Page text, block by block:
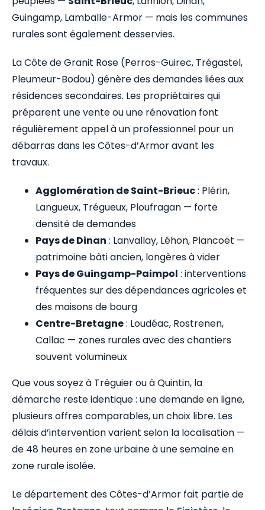
Guingamp, Lamballe-Armor — mais les communes
rurales sont également desservies.
La Côte de Granit Rose (Perros-Guirec, Trégastel,
Pleumeur-Bodou) génère des demandes liées aux
résidences secondaires. Les propriétaires qui
préparent une vente ou une rénovation font
régulièrement appel à un professionnel pour un
débarras dans les Côtes-d’Armor avant les
travaux.
Agglomération de Saint-Brieuc: Plérin,
Langueux, Trégueux, Ploufragan — forte
densité de demandes
Pays de Dinan : Lanvallay, Léhon, Plancoët —
patrimoine bâti ancien, longères à vider
Pays de Guingamp-Paimpol : interventions
fréquentes sur des dépendances agricoles et
des maisons de bourg
Centre-Bretagne: Loudéac, Rostrenen,
Callac — zones rurales avec des chantiers
souvent volumineux
Que vous soyez à Tréguier ou à Quintin, la
démarche reste identique : une demande en ligne,
plusieurs offres comparables, un choix libre. Les
délais d’intervention varient selon la localisation —
de 48 heures en zone urbaine à une semaine en
zone rurale isolée.
Le département des Côtes-d’Armor fait partie de